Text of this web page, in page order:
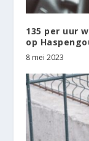
135 per uur
op
8 mei 2023